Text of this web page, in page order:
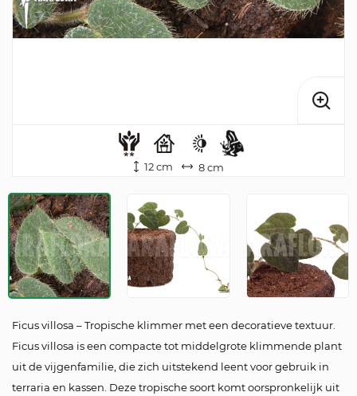
12 cm 8 cm
Ficus villosa – Tropische klimmer met een decoratieve textuur.
Ficus villosa is een compacte tot middelgrote klimmende plant
uit de vijgenfamilie, die zich uitstekend leent voor gebruik in
terraria en kassen. Deze tropische soort komt oorspronkelijk uit